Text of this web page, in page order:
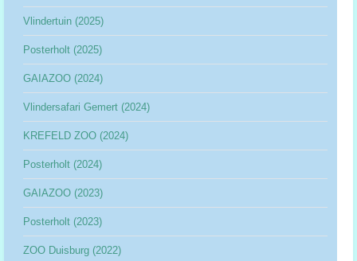
Vlindertuin (2025)
Posterholt (2025)
GAIAZOO (2024)
Vlindersafari Gemert (2024)
KREFELD ZOO (2024)
Posterholt (2024)
GAIAZOO (2023)
Posterholt (2023)
ZOO Duisburg (2022)